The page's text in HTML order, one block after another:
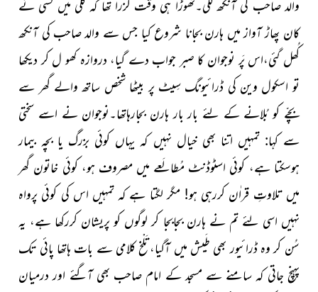
والد صاحب کی آنکھ لگی۔تھوڑا ہی وقت گزرا تھا کہ گلی میں کسی نے
کان پھاڑ آواز میں ہارن بجانا شروع کیا جس سے والد صاحب کی آنکھ
کُھل گئی،اس پَر نوجوان کا صبر جواب دے گیا، دروازہ کھو ل کر دیکھا
تو اسکول وین کی ڈرائیونگ سِیٹ پر بیٹھا شخص ساتھ والے گھر سے
بچّے کو بُلانے کے لئے بار بار ہارن بجارہاتھا۔نوجوان نے اسے سختی
سے کہا: تمہیں اتنا بھی خیال نہیں کہ یہاں کوئی بزرگ یا بچہ بیمار
ہوسکتا ہے، کوئی اسٹوڈنٹ مُطالَعے میں مصروف ہو، کوئی خاتون گھر
میںتلاوتِ قراٰن کررہی ہو! مگر لگتا ہے کہ تمہیں اس کی کوئی پرواہ
نہیں اسی لئے تم نے ہارن بجابجا کر لوگوں کو پریشان کررکھا ہے، یہ
سُن کر وہ ڈرائیور بھی طَیش میں آگیا،تَلْخ کلامی سے بات ہاتھا پائی تک
پہنچ جاتی کہ سامنے سے مسجد کے امام صاحب بھی آگئے اوردرمیان